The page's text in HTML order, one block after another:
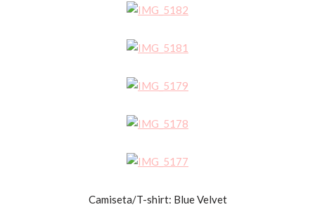
Camiseta/T-shirt: Blue Velvet